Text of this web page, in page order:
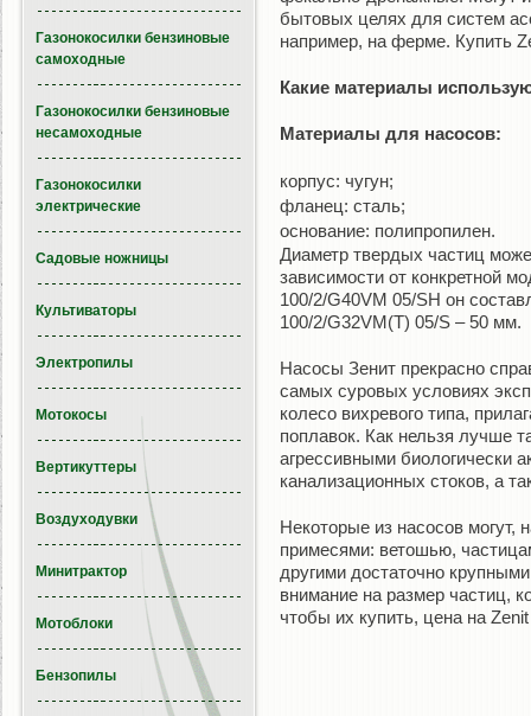
бытовых целях для систем
например, на ферме. Купить
Какие материалы
Материалы для насосов:
корпус: чугун;
фланец: сталь;
основание: полипропилен.
Диаметр твердых частиц
зависимости от конкретной
100/2/G40VM 05/SH он
100/2/G32VM(T) 05/S – 50 мм.
Насосы Зенит прекрасно
самых суровых условиях
колесо вихревого типа,
поплавок. Как нельзя лучше
агрессивными биологически
канализационных стоков, а
Некоторые из насосов могут,
примесями: ветошью,
другими достаточно
внимание на размер частиц,
чтобы их купить, цена на
Газонокосилки бензиновые
самоходные
Газонокосилки бензиновые
несамоходные
Газонокосилки
электрические
Садовые ножницы
Культиваторы
Электропилы
Мотокосы
Вертикуттеры
Воздуходувки
Минитрактор
Мотоблоки
Бензопилы